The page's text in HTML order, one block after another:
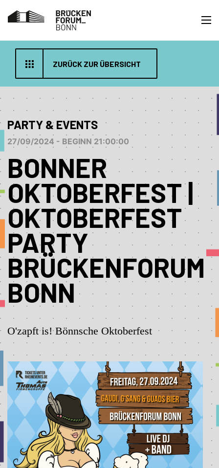
ZURÜCK ZUR ÜBERSICHT
PARTY & EVENTS
27/09/2024 - BEGINN 21:00:00
BONNER
OKTOBERFEST |
OKTOBERFEST
PARTY
BRÜCKENFORUM
BONN
O'zapft is! Bönnsche Oktoberfest